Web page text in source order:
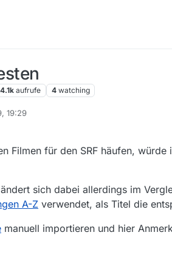
4.1k aufrufe 4 watching
19:29
Filmen für den SRF häufen,
sich dabei allerdings im
A-Z verwendet, als Titel die
manuell importieren und hier